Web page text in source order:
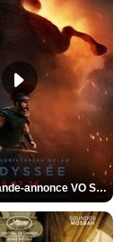
L'Odyssée Bande-annonce VO STFR